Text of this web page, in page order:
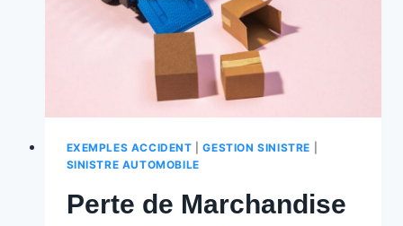
RAISONS
DE
REFUS
EXEMPLES ACCIDENT |GESTION SINISTRE
SINISTRE AUTOMOBILE
Perte de Marchandise